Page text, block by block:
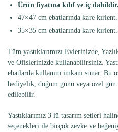
Ürün fiyatına kılıf ve iç dahildir.
47×47 cm ebatlarında kare kırlent.
35×35 cm ebatlarında kare kırlent.
Tüm yastıklarımızı Evlerinizde,
ve Ofislerinizde kullanabilirsiniz.
ebatlarda kullanım imkanı sunar.
hediyelik, doğum günü veya özel gün
edilebilir.
Yastıklarımız 3 lü tasarım setleri
seçenekleri ile birçok zevke ve